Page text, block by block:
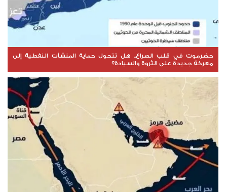
حضرموت في قلب الصراع.. هل تتحول حماية المنشآت النفطية إلى
معركة جديدة على الثروة والسيادة؟